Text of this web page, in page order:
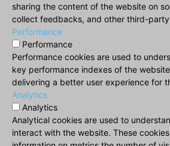
sharing the content of the website on
collect feedbacks, and other third-
Performance
Performance
Performance cookies are used to
key performance indexes of the
delivering a better user experience for
Analytics
Analytics
Analytical cookies are used to
interact with the website. These